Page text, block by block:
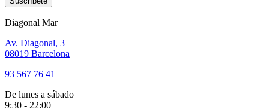
Diagonal Mar
Av. Diagonal, 3
08019 Barcelona
93 567 76 41
De lunes a sábado
9:30 - 22:00